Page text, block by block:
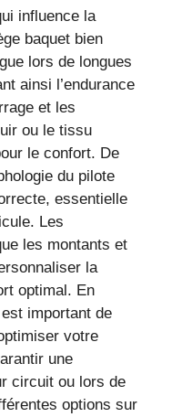
influence la
baquet bien
lors de longues
ainsi l’endurance
et les
ou le tissu
le confort. De
du pilote
essentielle
Les
les montants et
la
optimal. En
important de
votre
une
circuit ou lors de
options sur